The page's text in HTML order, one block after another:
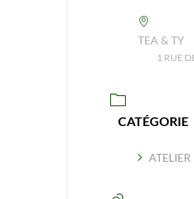
TEA & TY
1 RUE
CATÉGORIE
ATELIER